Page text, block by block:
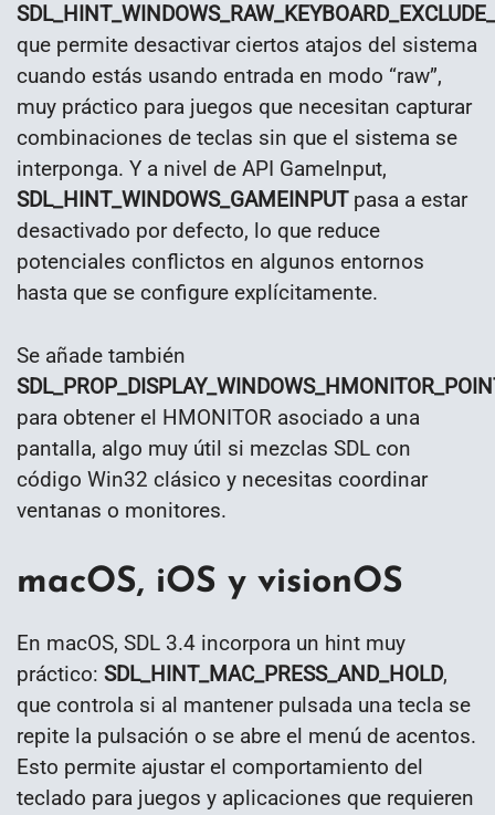
que permite desactivar ciertos atajos del sistema
cuando estás usando entrada en modo “raw”,
muy práctico para juegos que necesitan capturar
combinaciones de teclas sin que el sistema se
interponga. Y a nivel de API GameInput,
SDL_HINT_WINDOWS_GAMEINPUTpasa a estar
desactivado por defecto, lo que reduce
potenciales conflictos en algunos entornos
hasta que se configure explícitamente.
Se añade también
para obtener el HMONITOR asociado a una
pantalla, algo muy útil si mezclas SDL con
código Win32 clásico y necesitas coordinar
ventanas o monitores.
macOS, iOS y visionOS
En macOS, SDL 3.4 incorpora un hint muy
práctico: SDL_HINT_MAC_PRESS_AND_HOLD,
que controla si al mantener pulsada una tecla se
repite la pulsación o se abre el menú de acentos.
Esto permite ajustar el comportamiento del
teclado para juegos y aplicaciones que requieren